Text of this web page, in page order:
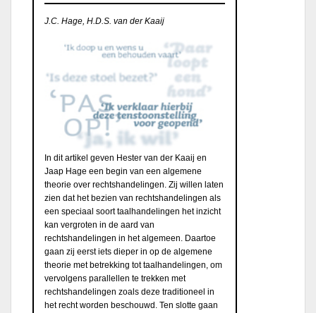
J.C. Hage, H.D.S. van der Kaaij
In dit artikel geven Hester van der Kaaij en
Jaap Hage een begin van een algemene
theorie over rechtshandelingen. Zij willen laten
zien dat het bezien van rechtshandelingen als
een speciaal soort taalhandelingen het inzicht
kan vergroten in de aard van
rechtshandelingen in het algemeen. Daartoe
gaan zij eerst iets dieper in op de algemene
theorie met betrekking tot taalhandelingen, om
vervolgens parallellen te trekken met
rechtshandelingen zoals deze traditioneel in
het recht worden beschouwd. Ten slotte gaan